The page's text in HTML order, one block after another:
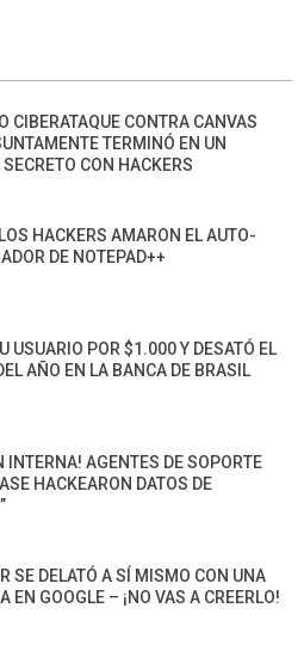
CIBERATAQUE CONTRA CANVAS
TERMINÓ EN UN
CON HACKERS
HACKERS AMARON EL AUTO-
DE NOTEPAD++
USUARIO POR $1.000 Y DESATÓ EL
AÑO EN LA BANCA DE BRASIL
INTERNA! AGENTES DE SOPORTE
HACKEARON DATOS DE
SE DELATÓ A SÍ MISMO CON UNA
EN GOOGLE – ¡NO VAS A CREERLO!